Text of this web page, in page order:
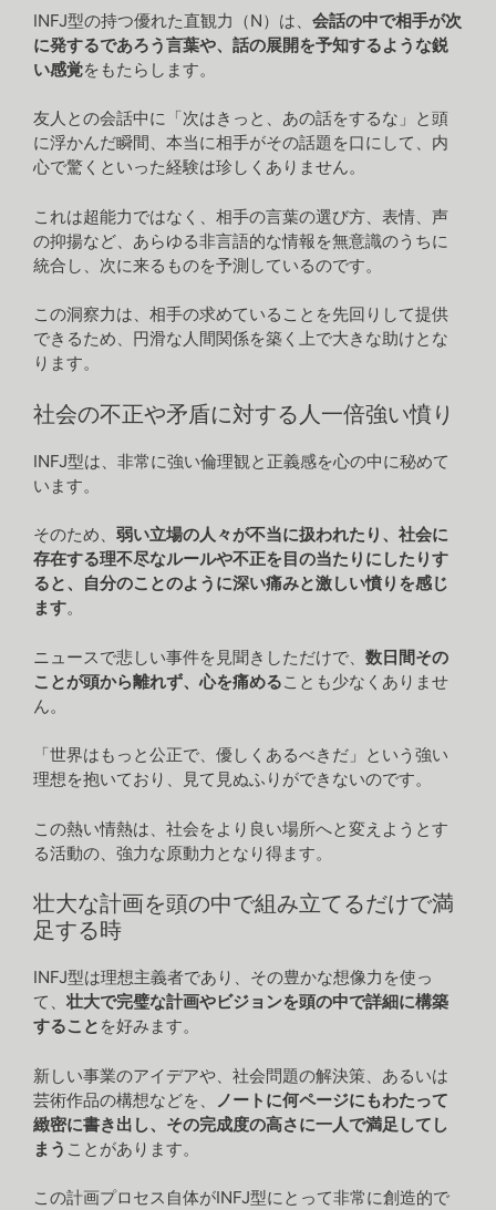
INFJ型の持つ優れた直観力（N）は、 会話の中で相手が次
に発するであろう言葉や、話の展開を予知するような鋭
い感覚をもたらします。
友人との会話中に「次はきっと、あの話をするな」と頭
に浮かんだ瞬間、本当に相手がその話題を口にして、内
心で驚くといった経験は珍しくありません。
これは超能力ではなく、相手の言葉の選び方、表情、声
の抑揚など、あらゆる非言語的な情報を無意識のうちに
統合し、次に来るものを予測しているのです。
この洞察力は、相手の求めていることを先回りして提供
できるため、円滑な人間関係を築く上で大きな助けとな
ります。
社会の不正や矛盾に対する人一倍強い憤り
INFJ型は、非常に強い倫理観と正義感を心の中に秘めて
います。
そのため、 弱い立場の人々が不当に扱われたり、社会に
存在する理不尽なルールや不正を目の当たりにしたりす
ると、自分のことのように深い痛みと激しい憤りを感じ
ます。
ニュースで悲しい事件を見聞きしただけで、 数日間その
ことが頭から離れず、心を痛めることも少なくありませ
ん。
「世界はもっと公正で、優しくあるべきだ」という強い
理想を抱いており、見て見ぬふりができないのです。
この熱い情熱は、社会をより良い場所へと変えようとす
る活動の、強力な原動力となり得ます。
壮大な計画を頭の中で組み立てるだけで満
足する時
INFJ型は理想主義者であり、その豊かな想像力を使っ
て、 壮大で完璧な計画やビジョンを頭の中で詳細に構築
すること を好みます。
新しい事業のアイデアや、社会問題の解決策、あるいは
芸術作品の構想などを、
ノートに何ページにもわたって
緻密に書き出し、その完成度の高さに一人で満足してし
まう ことがあります。
この計画プロセス自体がINFJ型にとって非常に創造的で